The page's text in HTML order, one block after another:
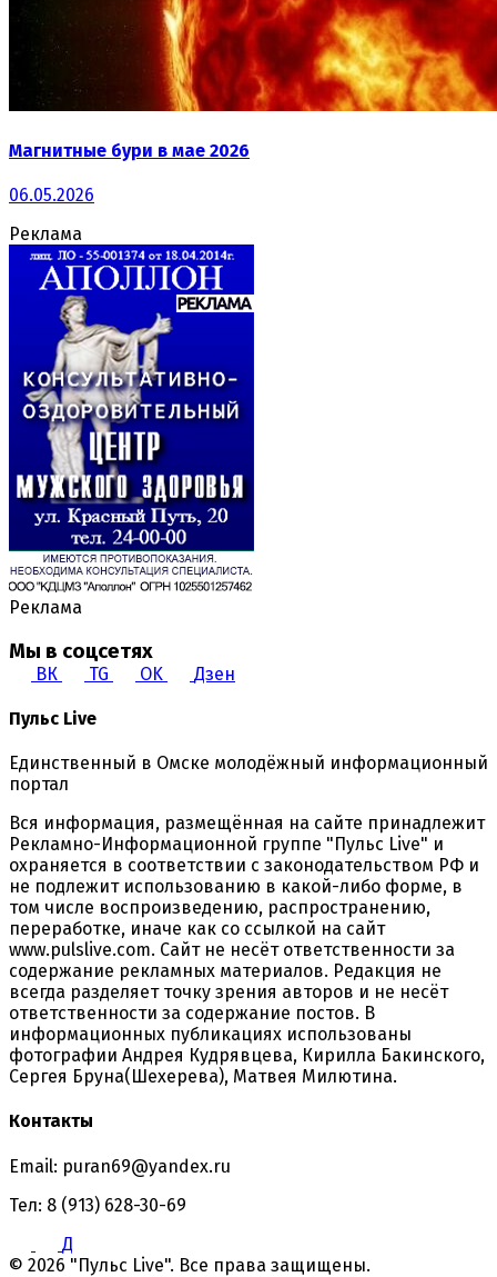
Магнитные бури в мае 2026
06.05.2026
Реклама
Реклама
Мы в соцсетях
ВК TG OK Дзен
Пульс Live
Единственный в Омске молодёжный информационный
портал
Вся информация, размещённая на сайте принадлежит
Рекламно-Информационной группе "Пульс Live" и
охраняется в соответствии с законодательством РФ и
не подлежит использованию в какой-либо форме, в
том числе воспроизведению, распространению,
переработке, иначе как со ссылкой на сайт
www.pulslive.com. Сайт не несёт ответственности за
содержание рекламных материалов. Редакция не
всегда разделяет точку зрения авторов и не несёт
ответственности за содержание постов. В
информационных публикациях использованы
фотографии Андрея Кудрявцева, Кирилла Бакинского,
Сергея Бруна(Шехерева), Матвея Милютина.
Контакты
Email: puran69@yandex.ru
Тел: 8 (913) 628-30-69
Д
© 2026 "Пульс Live". Все права защищены.